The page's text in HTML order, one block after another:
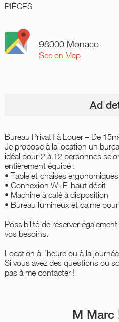
PIÈCES
98000 Monaco
See on Map
Ad
Bureau Privatif à Louer – De
Je propose à la location un
idéal pour 2 à 12 personnes
entièrement équipé :
• Table et chaises
• Connexion Wi-Fi haut débit
• Machine à café à disposition
• Bureau lumineux et calme
Possibilité de réserver
vos besoins.
Location à l’heure ou à la journée.
Si vous avez des questions ou
pas à me contacter !
M Marc